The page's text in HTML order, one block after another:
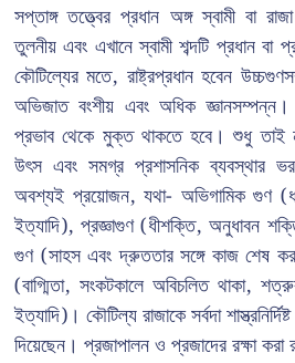
সপ্তাঙ্গ তত্ত্বের প্রধান অঙ্গ স্বামী বা
তুলনীয় এবং এখানে স্বামী শব্দটি প্রধান বা
কৌটিল্যের মতে, রাষ্ট্রপ্রধান হবেন
অভিজাত বংশীয় এবং অধিক
প্রভাব থেকে মুক্ত থাকতে হবে। শুধু তাই
উৎস এবং সমগ্র প্রশাসনিক ব্যবস্থার
অবশ্যই প্রয়োজন, যথা- অভিগামিক গুণ
ইত্যাদি), প্রজ্ঞাগুণ (ধীশক্তি, অনুধাবন
গুণ (সাহস এবং দ্রুততার সঙ্গে কাজ শেষ
(বাগ্মিতা, সংকটকালে অবিচলিত থাকা,
ইত্যাদি)। কৌটিল্য রাজাকে সর্বদা
দিয়েছেন। প্রজাপালন ও প্রজাদের রক্ষা করা